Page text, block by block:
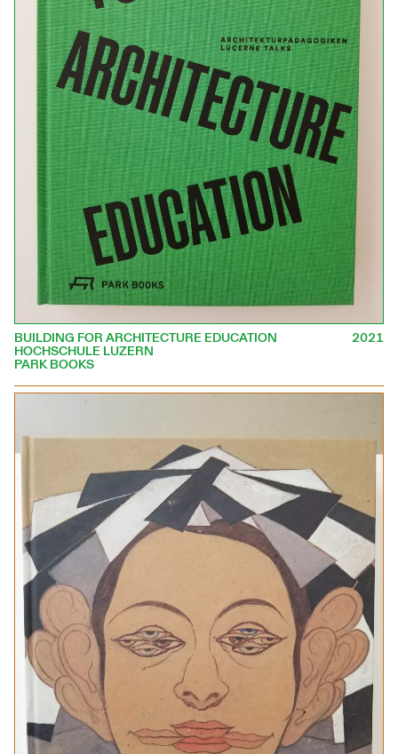
BUILDING FOR ARCHITECTURE EDUCATION
HOCHSCHULE LUZERN
PARK BOOKS
2021